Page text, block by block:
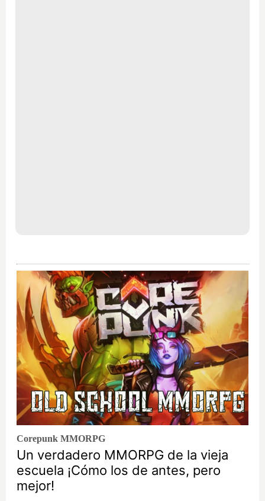
Corepunk MMORPG
Un verdadero MMORPG de la vieja
escuela ¡Cómo los de antes, pero
mejor!